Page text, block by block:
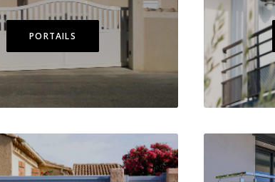
PORTAILS